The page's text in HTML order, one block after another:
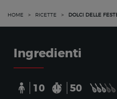
HOME > RICETTE > DOLCI DELLE
Ingredienti
10 50